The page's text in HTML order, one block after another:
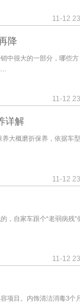
11-12
降
中很大的一部分，哪些方
11-12
详解
概磨折保养，依据车
11-12
自家车跟个“老弱病残”
11-12
项目。内饰清洁消毒3个